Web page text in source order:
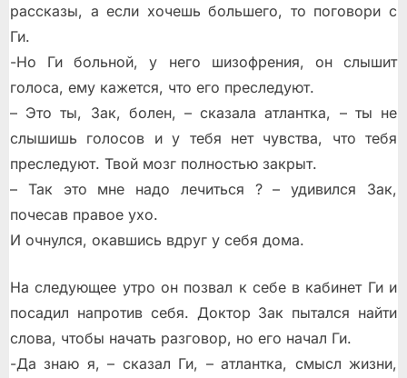
рассказы, а если хочешь большего, то поговори с
Ги.
-Но Ги больной, у него шизофрения, он слышит
голоса, ему кажется, что его преследуют.
– Это ты, Зак, болен, – сказала атлантка, – ты не
слышишь голосов и у тебя нет чувства, что тебя
преследуют. Твой мозг полностью закрыт.
– Так это мне надо лечиться ? – удивился Зак,
почесав правое ухо.
И очнулся, окавшись вдруг у себя дома.
На следующее утро он позвал к себе в кабинет Ги и
посадил напротив себя. Доктор Зак пытался найти
слова, чтобы начать разговор, но его начал Ги.
-Да знаю я, – сказал Ги, – атлантка, смысл жизни,